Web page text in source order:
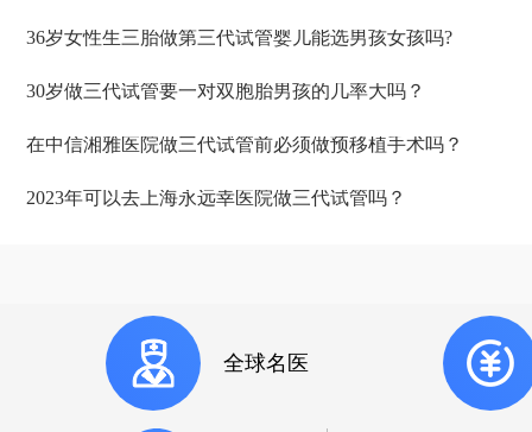
36岁女性生三胎做第三代试管婴儿能选男孩女孩吗?
30岁做三代试管要一对双胞胎男孩的几率大吗？
在中信湘雅医院做三代试管前必须做预移植手术吗？
2023年可以去上海永远幸医院做三代试管吗？
全球名医